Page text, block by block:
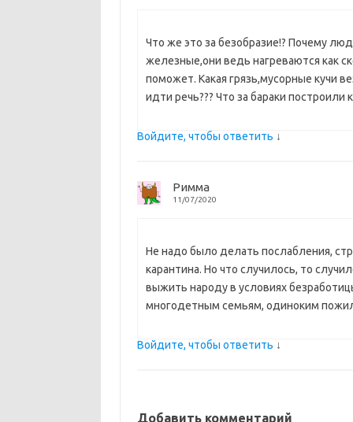
Что же это за безобразие!? Почему
железные,они ведь нагреваются как
поможет. Какая грязь,мусорные кучи
идти речь??? Что за бараки построили
Войдите, чтобы ответить ↓
Римма
11/07/2020
Не надо было делать послабления,
карантина. Но что случилось, то
выжить народу в условиях
многодетным семьям, одиноким
Войдите, чтобы ответить ↓
Добавить комментарий